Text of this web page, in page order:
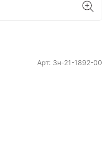
Арт: 3н-21-1892-00